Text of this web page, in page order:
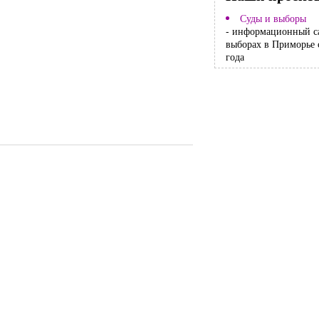
Суды и выборы
- информационный
выборах в Приморье
года